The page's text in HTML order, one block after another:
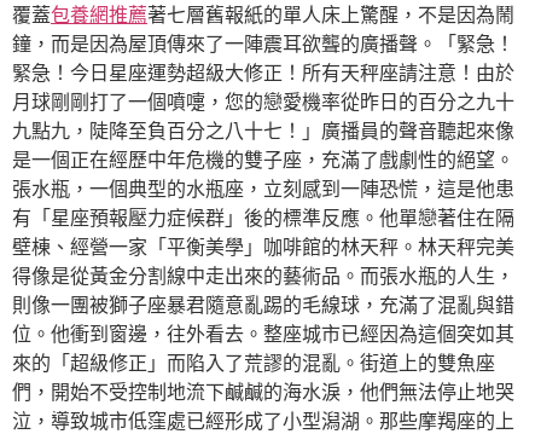
覆蓋包養網推薦著七層舊報紙的單人床上驚醒，不是因為鬧
鐘，而是因為屋頂傳來了一陣震耳欲聾的廣播聲。「緊急！
緊急！今日星座運勢超級大修正！所有天秤座請注意！由於
月球剛剛打了一個噴嚏，您的戀愛機率從昨日的百分之九十
九點九，陡降至負百分之八十七！」廣播員的聲音聽起來像
是一個正在經歷中年危機的雙子座，充滿了戲劇性的絕望。
張水瓶，一個典型的水瓶座，立刻感到一陣恐慌，這是他患
有「星座預報壓力症候群」後的標準反應。他單戀著住在隔
壁棟、經營一家「平衡美學」咖啡館的林天秤。林天秤完美
得像是從黃金分割線中走出來的藝術品。而張水瓶的人生，
則像一團被獅子座暴君隨意亂踢的毛線球，充滿了混亂與錯
位。他衝到窗邊，往外看去。整座城市已經因為這個突如其
來的「超級修正」而陷入了荒謬的混亂。街道上的雙魚座
們，開始不受控制地流下鹹鹹的海水淚，他們無法停止地哭
泣，導致城市低窪處已經形成了小型潟湖。那些摩羯座的上